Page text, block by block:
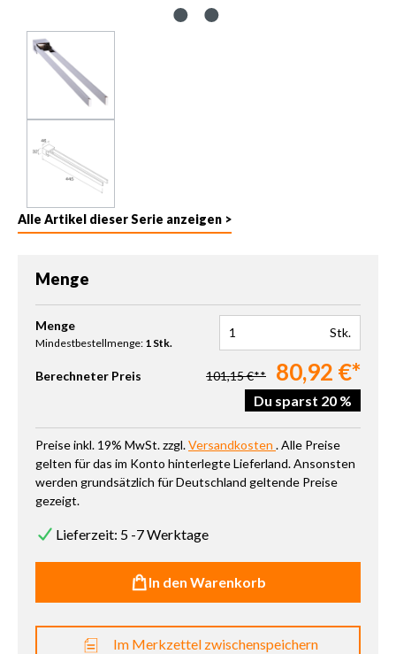
Alle Artikel dieser Serie anzeigen >
Menge
Produkt Anzahl: Gib den gewünschten Wert ein oder benutze
Menge
Mindestbestellmenge: 1 Stk.
Stk.
Berechneter Preis 101,15 €** 80,92 €*
Du sparst 20 %
Preise inkl. 19% MwSt. zzgl.Versandkosten . Alle Preise
gelten für das im Konto hinterlegte Lieferland. Ansonsten
werden grundsätzlich für Deutschland geltende Preise
gezeigt.
Lieferzeit: 5 -7 Werktage
In den Warenkorb
Im Merkzettel zwischenspeichern